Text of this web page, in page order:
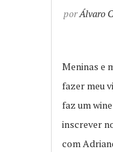
porÁlvaro
Meninas e
fazer meu
faz um
inscrever
com